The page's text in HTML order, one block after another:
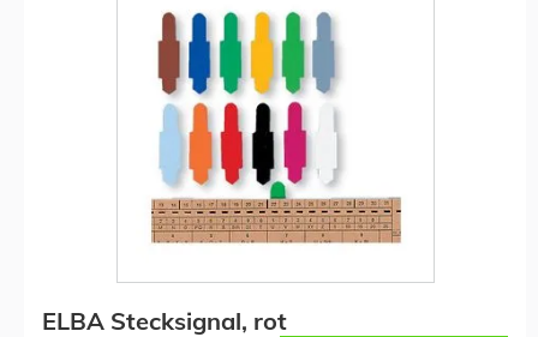
ELBA Stecksignal, rot